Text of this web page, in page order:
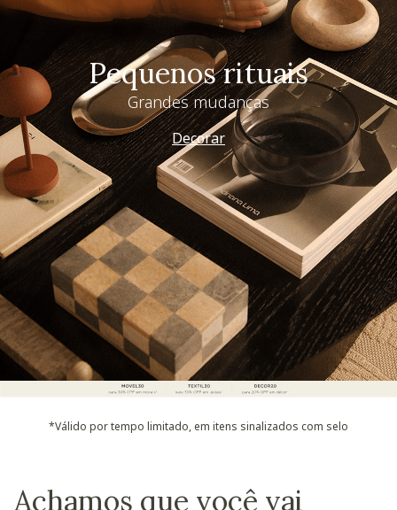
Pequenos rituais
Grandes mudanças
Decorar
*Válido por tempo limitado, em itens sinalizados com selo
Achamos que você vai